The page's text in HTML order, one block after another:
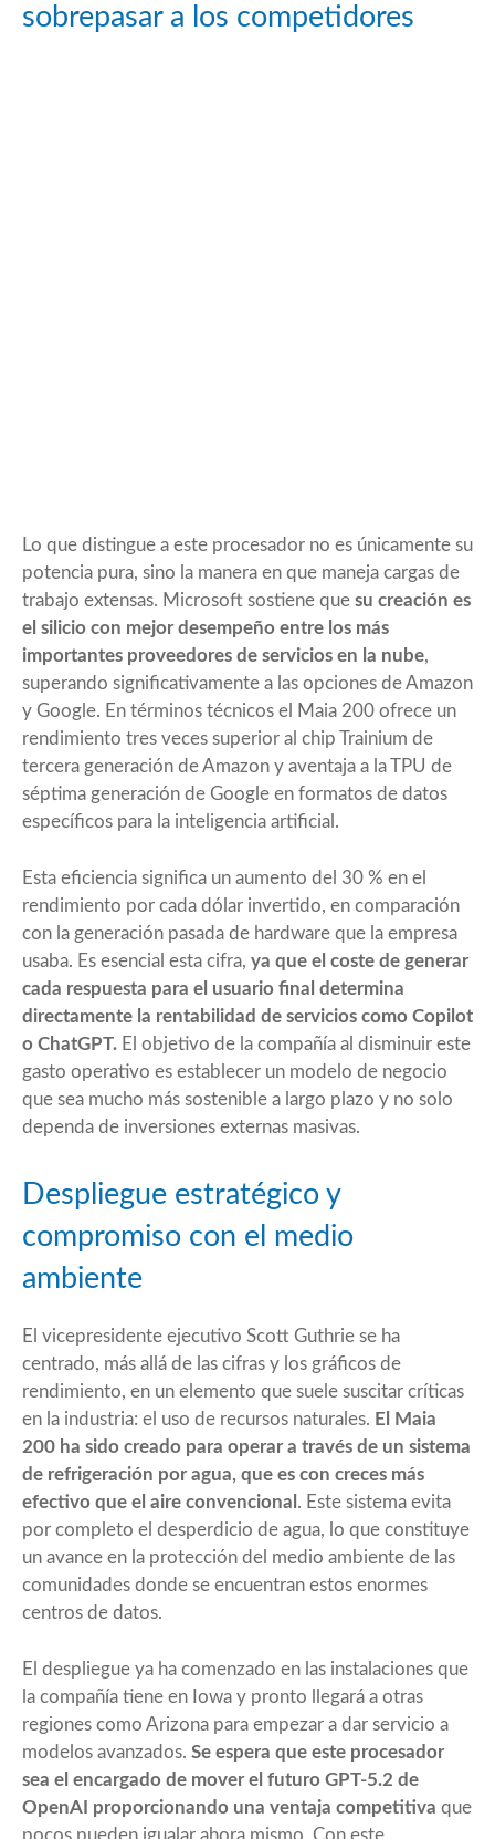
sobrepasar a los competidores
Lo que distingue a este procesador no es únicamente su
potencia pura, sino la manera en que maneja cargas de
trabajo extensas. Microsoft sostiene que su creación es
el silicio con mejor desempeño entre los más
importantes proveedores de servicios en la nube,
superando significativamente a las opciones de Amazon
y Google. En términos técnicos el Maia 200 ofrece un
rendimiento tres veces superior al chip Trainium de
tercera generación de Amazon y aventaja a la TPU de
séptima generación de Google en formatos de datos
específicos para la inteligencia artificial.
Esta eficiencia significa un aumento del 30 % en el
rendimiento por cada dólar invertido, en comparación
con la generación pasada de hardware que la empresa
usaba. Es esencial esta cifra, ya que el coste de generar
cada respuesta para el usuario final determina
directamente la rentabilidad de servicios como Copilot
o ChatGPT. El objetivo de la compañía al disminuir este
gasto operativo es establecer un modelo de negocio
que sea mucho más sostenible a largo plazo y no solo
dependa de inversiones externas masivas.
Despliegue estratégico y
compromiso con el medio
ambiente
El vicepresidente ejecutivo Scott Guthrie se ha
centrado, más allá de las cifras y los gráficos de
rendimiento, en un elemento que suele suscitar críticas
en la industria: el uso de recursos naturales. El Maia
200 ha sido creado para operar a través de un sistema
de refrigeración por agua, que es con creces más
efectivo que el aire convencional . Este sistema evita
por completo el desperdicio de agua, lo que constituye
un avance en la protección del medio ambiente de las
comunidades donde se encuentran estos enormes
centros de datos.
El despliegue ya ha comenzado en las instalaciones que
la compañía tiene en Iowa y pronto llegará a otras
regiones como Arizona para empezar a dar servicio a
modelos avanzados. Se espera que este procesador
sea el encargado de mover el futuro GPT-5.2 de
OpenAI proporcionando una ventaja competitiva que
pocos pueden igualar ahora mismo. Con este